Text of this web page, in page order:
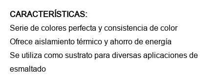
CARACTERÍSTICAS:
Serie de colores perfecta y consistencia de color
Ofrece aislamiento térmico y ahorro de energía
Se utiliza como sustrato para diversas aplicaciones de
esmaltado